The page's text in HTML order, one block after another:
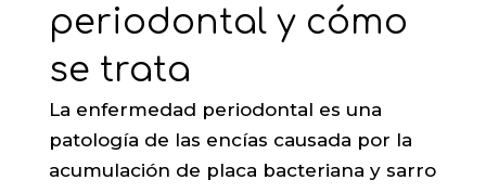
periodontal y cómo
se trata
La enfermedad periodontal es una
patología de las encías causada por la
acumulación de placa bacteriana y sarro